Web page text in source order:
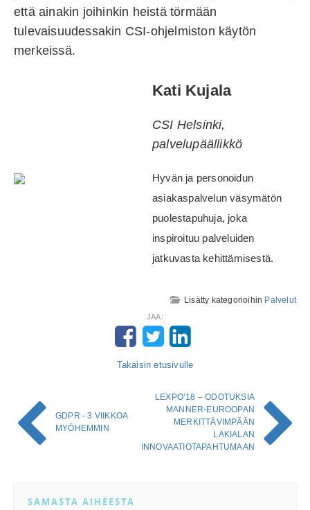
että ainakin joihinkin heistä törmään
tulevaisuudessakin CSI-ohjelmiston käytön
merkeissä.
Kati Kujala
CSI Helsinki,
palvelupäällikkö
Hyvän ja personoidun
asiakaspalvelun väsymätön
puolestapuhuja, joka
inspiroituu palveluiden
jatkuvasta kehittämisestä.
Lisätty kategorioihin Palvelut
JAA:
Takaisin etusivulle
GDPR - 3 VIIKKOA
MYÖHEMMIN
LEXPO’18 – ODOTUKSIA
MANNER-EUROOPAN
MERKITTÄVIMPÄÄN
LAKIALAN
INNOVAATIOTAPAHTUMAAN
SAMASTA AIHEESTA